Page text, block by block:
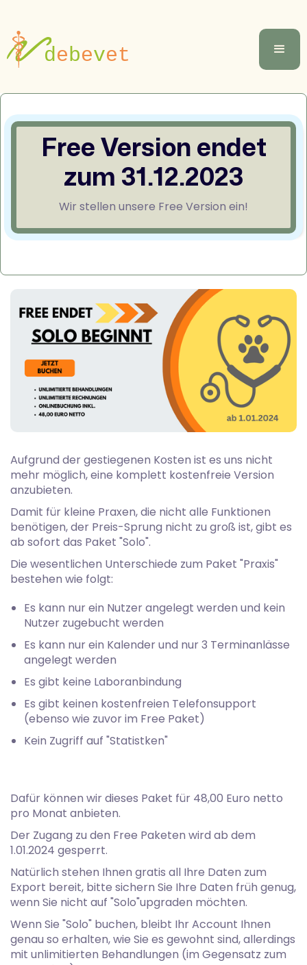
Free Version endet
zum 31.12.2023
Wir stellen unsere Free Version ein!
Aufgrund der gestiegenen Kosten ist es uns nicht
mehr möglich, eine komplett kostenfreie Version
anzubieten.
Damit für kleine Praxen, die nicht alle Funktionen
benötigen, der Preis-Sprung nicht zu groß ist, gibt es
ab sofort das Paket "Solo".
Die wesentlichen Unterschiede zum Paket "Praxis"
bestehen wie folgt:
Es kann nur ein Nutzer angelegt werden und kein
Nutzer zugebucht werden
Es kann nur ein Kalender und nur 3 Terminanlässe
angelegt werden
Es gibt keine Laboranbindung
Es gibt keinen kostenfreien Telefonsupport
(ebenso wie zuvor im Free Paket)
Kein Zugriff auf "Statistken"
Dafür können wir dieses Paket für 48,00 Euro netto
pro Monat anbieten.
Der Zugang zu den Free Paketen wird ab dem
1.01.2024 gesperrt.
Natürlich stehen Ihnen gratis all Ihre Daten zum
Export bereit, bitte sichern Sie Ihre Daten früh genug,
wenn Sie nicht auf "Solo"upgraden möchten.
Wenn Sie "Solo" buchen, bleibt Ihr Account Ihnen
genau so erhalten, wie Sie es gewohnt sind, allerdings
mit unlimitierten Behandlungen (im Gegensatz zum